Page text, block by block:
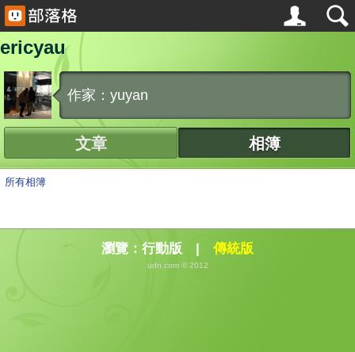
ericyau
作家：yuyan
文章 相簿
所有相簿
瀏覽： 行動版 | 傳統版
udn.com © 2012